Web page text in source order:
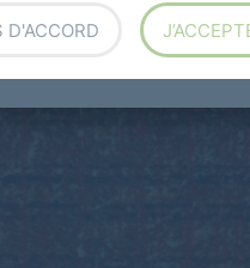
D'ACCORD